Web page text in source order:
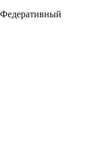
Федеративный